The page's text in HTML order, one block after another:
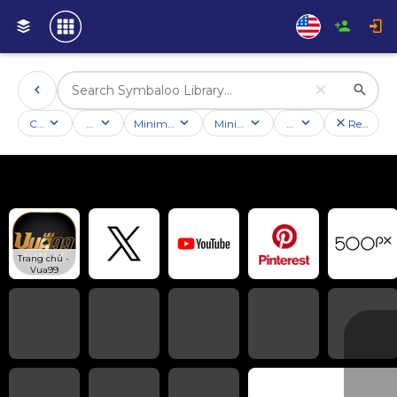
Categories Activities Minimum followersMinimum ratingCountry Reset
Trang chủ -
Vua99